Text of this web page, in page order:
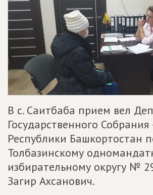
В с. Саитбаба прием вел
Государственного Собрания
Республики Башкортостан
Толбазинскому
избирательному округу №
Загир Ахсанович.